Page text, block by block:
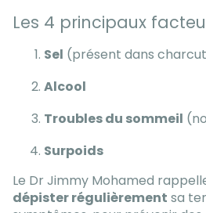
Les 4 principaux
Sel (présent dans
Alcool
Troubles du sommeil
Surpoids
Le Dr Jimmy Mohamed
dépister régulièrement sa